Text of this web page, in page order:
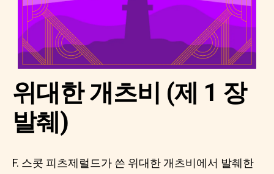
위대한 개츠비 (제 1 장
발췌)
F. 스콧 피츠제럴드가 쓴 위대한 개츠비에서 발췌한